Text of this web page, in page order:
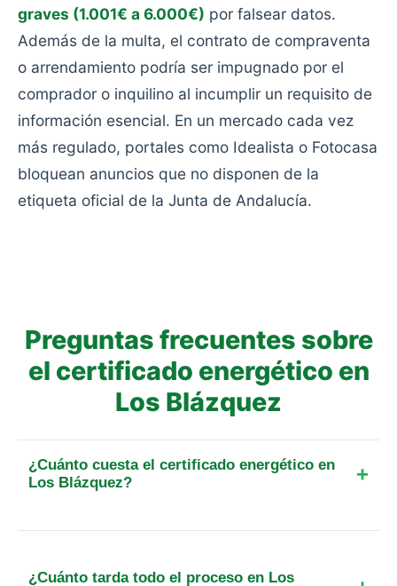
graves (1.001€ a 6.000€) por falsear datos.
Además de la multa, el contrato de compraventa
o arrendamiento podría ser impugnado por el
comprador o inquilino al incumplir un requisito de
información esencial. En un mercado cada vez
más regulado, portales como Idealista o Fotocasa
bloquean anuncios que no disponen de la
etiqueta oficial de la Junta de Andalucía.
Preguntas frecuentes sobre
el certificado energético en
Los Blázquez
¿Cuánto cuesta el certificado energético en
Los Blázquez?
¿Cuánto tarda todo el proceso en Los